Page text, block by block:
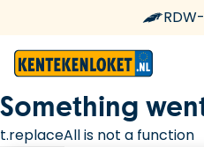
Something
t.replaceAll is not a function